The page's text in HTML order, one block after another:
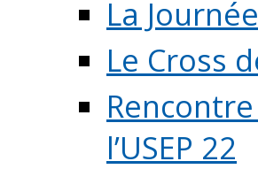
La
Le Cross
l’USEP 22